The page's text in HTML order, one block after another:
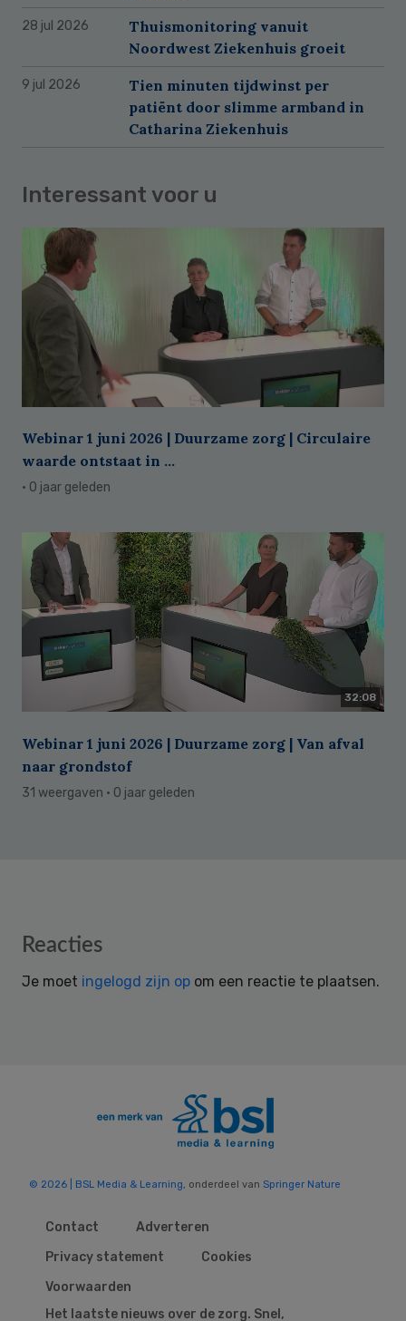
28 jul 2026
Thuismonitoring vanuit
Noordwest Ziekenhuis groeit
9 jul 2026
Tien minuten tijdwinst per
patiënt door slimme armband in
Catharina Ziekenhuis
Interessant voor u
Webinar 1 juni 2026 | Duurzame zorg | Circulaire
waarde ontstaat in ...
· 0 jaar geleden
32:08
Webinar 1 juni 2026 | Duurzame zorg | Van afval
naar grondstof
31 weergaven · 0 jaar geleden
Reader
Reacties
Je moet ingelogd zijn op om een reactie te plaatsen.
© 2026 | BSL Media & Learning, onderdeel van Springer Nature
Contact
Adverteren
Privacy statement
Cookies
Voorwaarden
Het laatste nieuws over de zorg. Snel,